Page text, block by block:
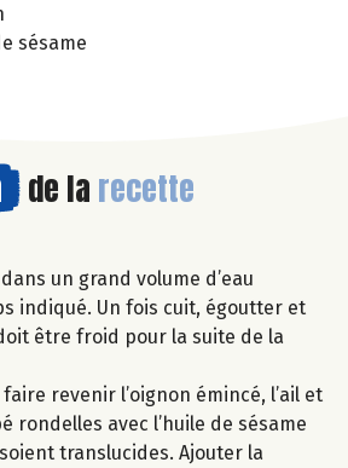
sésame
de la recette
un grand volume d’eau
indiqué. Un fois cuit, égoutter et
être froid pour la suite de la
revenir l’oignon émincé, l’ail et
rondelles avec l’huile de sésame
soient translucides. Ajouter la